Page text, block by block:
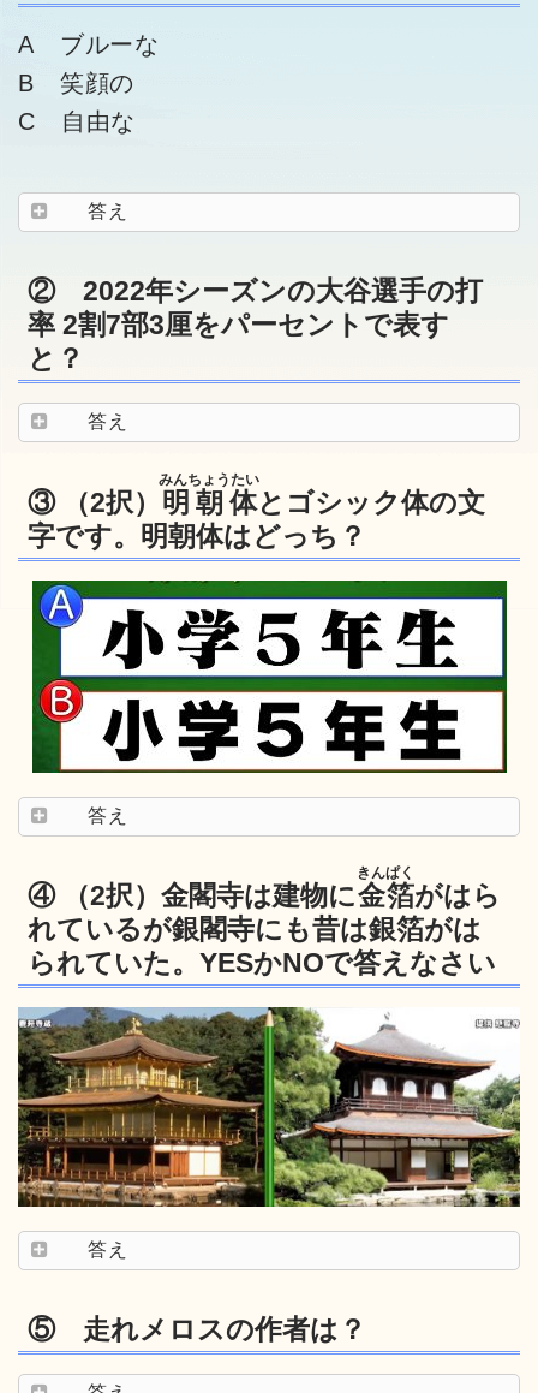
A ブルーな
B 笑顔の
C 自由な
答え
② 2022年シーズンの大谷選手の打
率 2割7部3厘をパーセントで表す
と？
答え
③ （2択） 明朝体
みんちょうたい
とゴシック体の文
字です。明朝体はどっち？
答え
④ （2択）金閣寺は建物に金箔
きんぱく
がはら
れているが銀閣寺にも昔は銀箔がは
られていた。YESかNOで答えなさい
答え
⑤ 走れメロスの作者は？